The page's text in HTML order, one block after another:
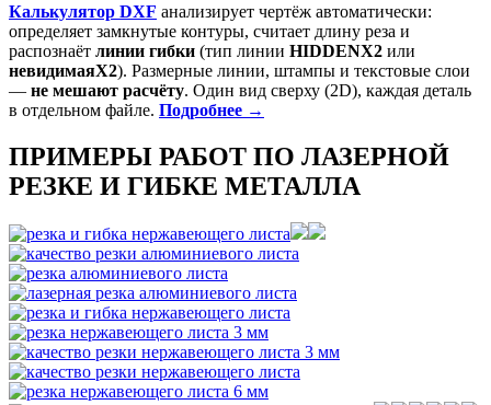
Калькулятор DXF анализирует чертёж автоматически:
определяет замкнутые контуры, считает длину реза и
распознаёт линии гибки (тип линии HIDDENX2 или
невидимаяX2). Размерные линии, штампы и текстовые слои
— не мешают расчёту. Один вид сверху (2D), каждая деталь
в отдельном файле. Подробнее →
ПРИМЕРЫ РАБОТ ПО ЛАЗЕРНОЙ
РЕЗКЕ И ГИБКЕ МЕТАЛЛА